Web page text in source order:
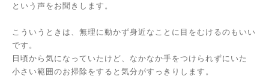
という声をお聞きします。
こういうときは、無理に動かず身近なことに目をむけるのもいい
です。
日頃から気になっていたけど、なかなか手をつけられずにいた
小さい範囲のお掃除をすると気分がすっきりします。